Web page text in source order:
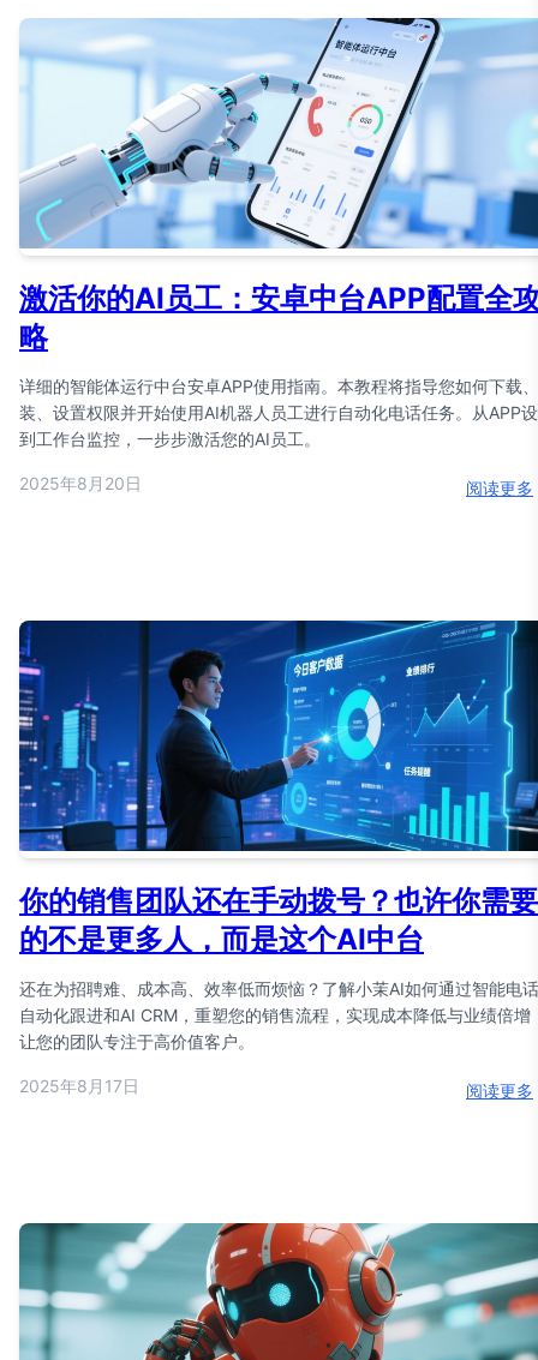
激活你的AI员工：安卓中台APP配置全
略
详细的智能体运行中台安卓APP使用指南。本教程将指导您如何下载
装、设置权限并开始使用AI机器人员工进行自动化电话任务。从APP
到工作台监控，一步步激活您的AI员工。
2025年8月20日 阅读更多
你的销售团队还在手动拨号？也许你需要
的不是更多人，而是这个AI中台
还在为招聘难、成本高、效率低而烦恼？了解小茉AI如何通过智能电
自动化跟进和AI CRM，重塑您的销售流程，实现成本降低与业绩倍增
让您的团队专注于高价值客户。
2025年8月17日 阅读更多